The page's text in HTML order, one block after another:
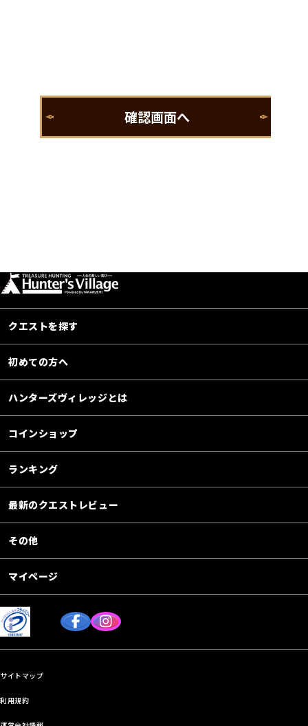
クエストを探す
初めての方へ
ハンターズヴィレッジとは
コインショップ
ランキング
最新のクエストレビュー
その他
マイページ
サイトマップ
利用規約